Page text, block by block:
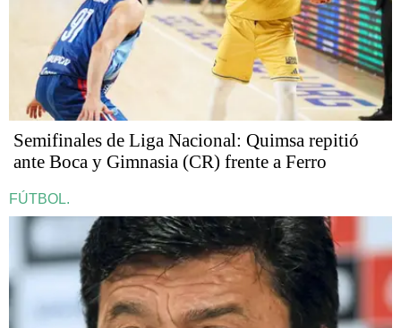
Semifinales de Liga Nacional: Quimsa repitió
ante Boca y Gimnasia (CR) frente a Ferro
FÚTBOL.